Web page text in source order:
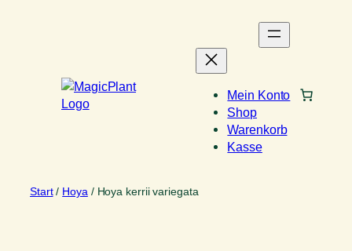
Mein Konto
Shop
Warenkorb
Kasse
Start/ Hoya / Hoya kerrii variegata